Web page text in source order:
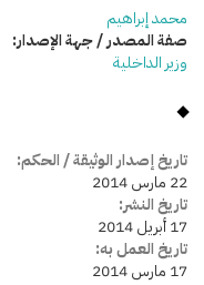
محمد إبراهيم
صفة المصدر / جهة الإصدار:
وزير الداخلية
تاريخ إصدار الوثيقة / الحكم:
22 مارس 2014
تاريخ النشر:
17 أبريل 2014
تاريخ العمل به:
17 مارس 2014